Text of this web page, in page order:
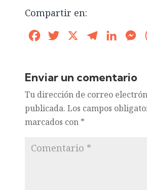
Compartir en:
FacebookTwitter Telegram
Enviar un comentario
Tu dirección de correo
publicada. Los campos
marcados con *